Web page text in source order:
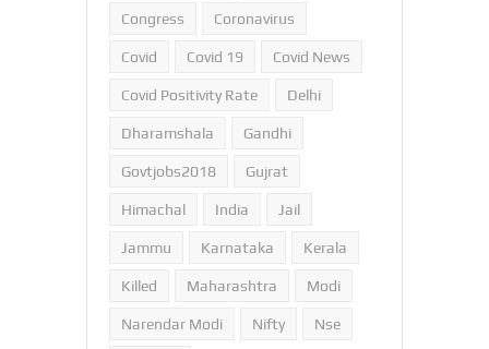
Congress Coronavirus
Covid Covid 19 Covid News
Covid Positivity Rate Delhi
Dharamshala Gandhi
Govtjobs2018 Gujrat
Himachal India Jail
Jammu Karnataka Kerala
Killed Maharashtra Modi
Narendar Modi Nifty Nse